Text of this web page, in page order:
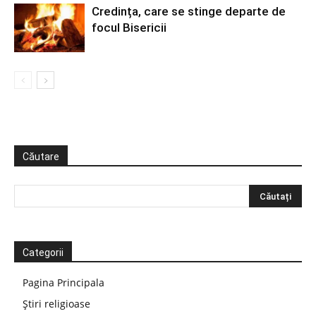
Credința, care se stinge departe de
focul Bisericii
Căutare
Categorii
Pagina Principala
Știri religioase